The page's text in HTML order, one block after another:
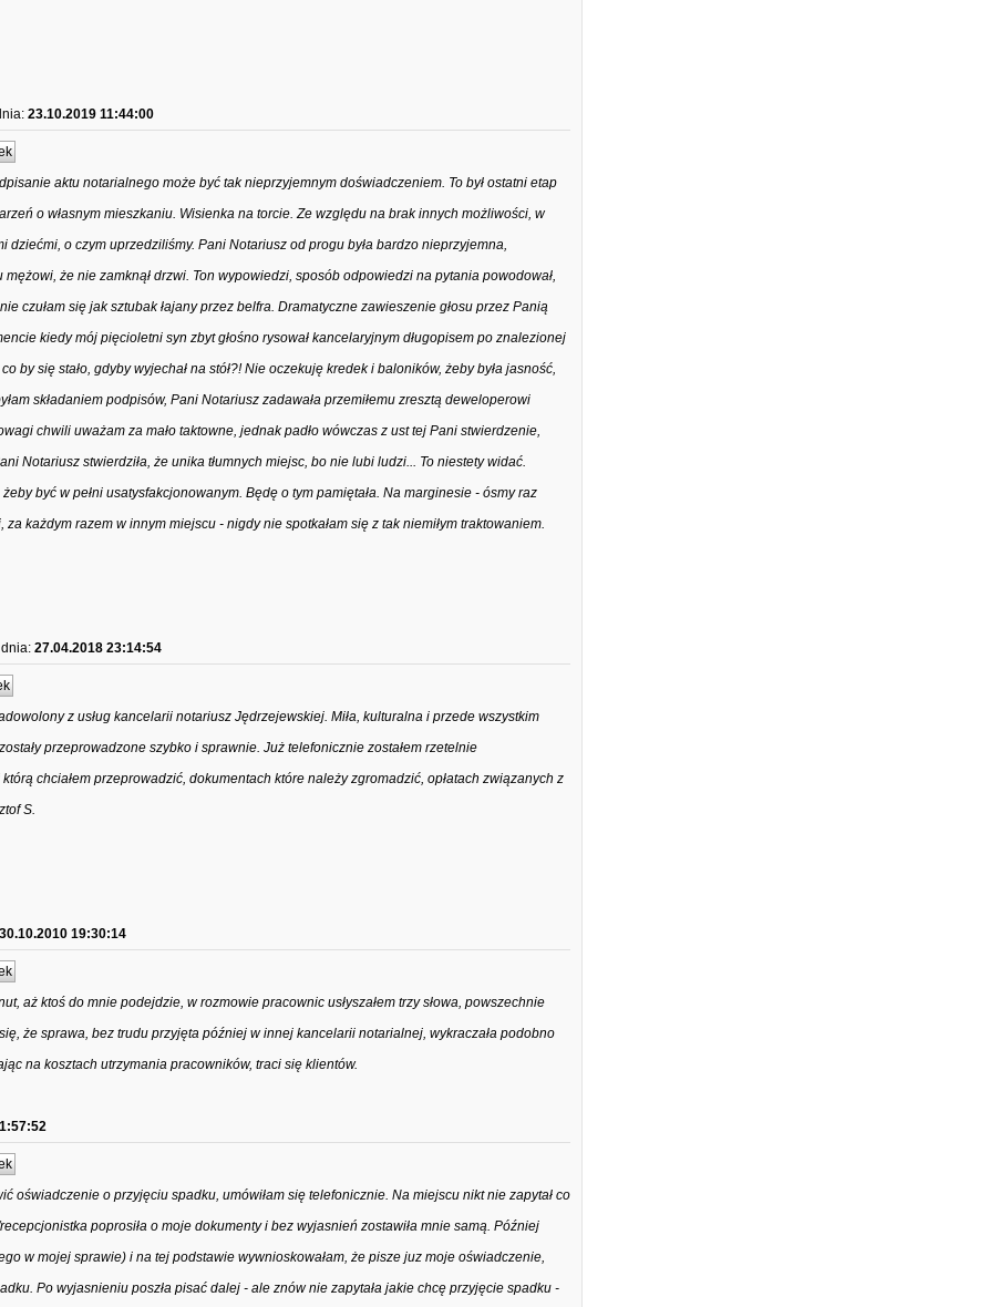
23.10.2019 11:44:00
aktu notarialnego może być tak nieprzyjemnym doświadczeniem. To był ostatni etap
o własnym mieszkaniu. Wisienka na torcie. Ze względu na brak innych możliwości, w
dziećmi, o czym uprzedziliśmy. Pani Notariusz od progu była bardzo nieprzyjemna,
że nie zamknął drzwi. Ton wypowiedzi, sposób odpowiedzi na pytania powodował,
czułam się jak sztubak łajany przez belfra. Dramatyczne zawieszenie głosu przez Panią
kiedy mój pięcioletni syn zbyt głośno rysował kancelaryjnym długopisem po znalezionej
by się stało, gdyby wyjechał na stół?! Nie oczekuję kredek i baloników, żeby była jasność,
składaniem podpisów, Pani Notariusz zadawała przemiłemu zresztą deweloperowi
chwili uważam za mało taktowne, jednak padło wówczas z ust tej Pani stwierdzenie,
Notariusz stwierdziła, że unika tłumnych miejsc, bo nie lubi ludzi... To niestety widać.
być w pełni usatysfakcjonowanym. Będę o tym pamiętała. Na marginesie - ósmy raz
za każdym razem w innym miejscu - nigdy nie spotkałam się z tak niemiłym traktowaniem.
dnia: 27.04.2018 23:14:54
z usług kancelarii notariusz Jędrzejewskiej. Miła, kulturalna i przede wszystkim
przeprowadzone szybko i sprawnie. Już telefonicznie zostałem rzetelnie
chciałem przeprowadzić, dokumentach które należy zgromadzić, opłatach związanych z
S.
30.10.2010 19:30:14
aż ktoś do mnie podejdzie, w rozmowie pracownic usłyszałem trzy słowa, powszechnie
że sprawa, bez trudu przyjęta później w innej kancelarii notarialnej, wykraczała podobno
na kosztach utrzymania pracowników, traci się klientów.
oświadczenie o przyjęciu spadku, umówiłam się telefonicznie. Na miejscu nikt nie zapytał co
poprosiła o moje dokumenty i bez wyjasnień zostawiła mnie samą. Później
w mojej sprawie) i na tej podstawie wywnioskowałam, że pisze juz moje oświadczenie,
Po wyjasnieniu poszła pisać dalej - ale znów nie zapytała jakie chcę przyjęcie spadku -